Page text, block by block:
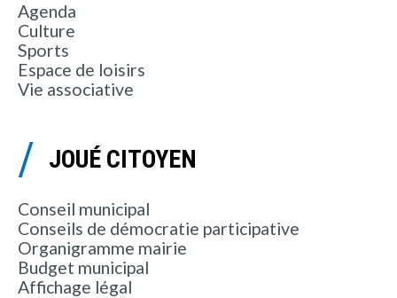
Agenda
Culture
Sports
Espace de loisirs
Vie associative
JOUÉ CITOYEN
Conseil municipal
Conseils de démocratie participative
Organigramme mairie
Budget municipal
Affichage légal